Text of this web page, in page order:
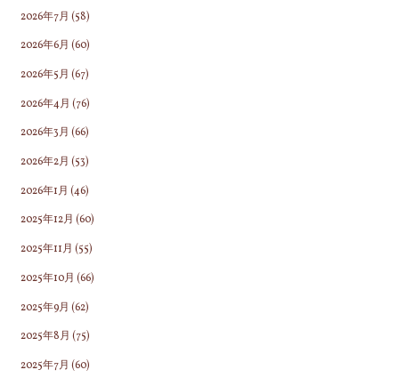
2026年7月 (58)
2026年6月 (60)
2026年5月 (67)
2026年4月 (76)
2026年3月 (66)
2026年2月 (53)
2026年1月 (46)
2025年12月 (60)
2025年11月 (55)
2025年10月 (66)
2025年9月 (62)
2025年8月 (75)
2025年7月 (60)